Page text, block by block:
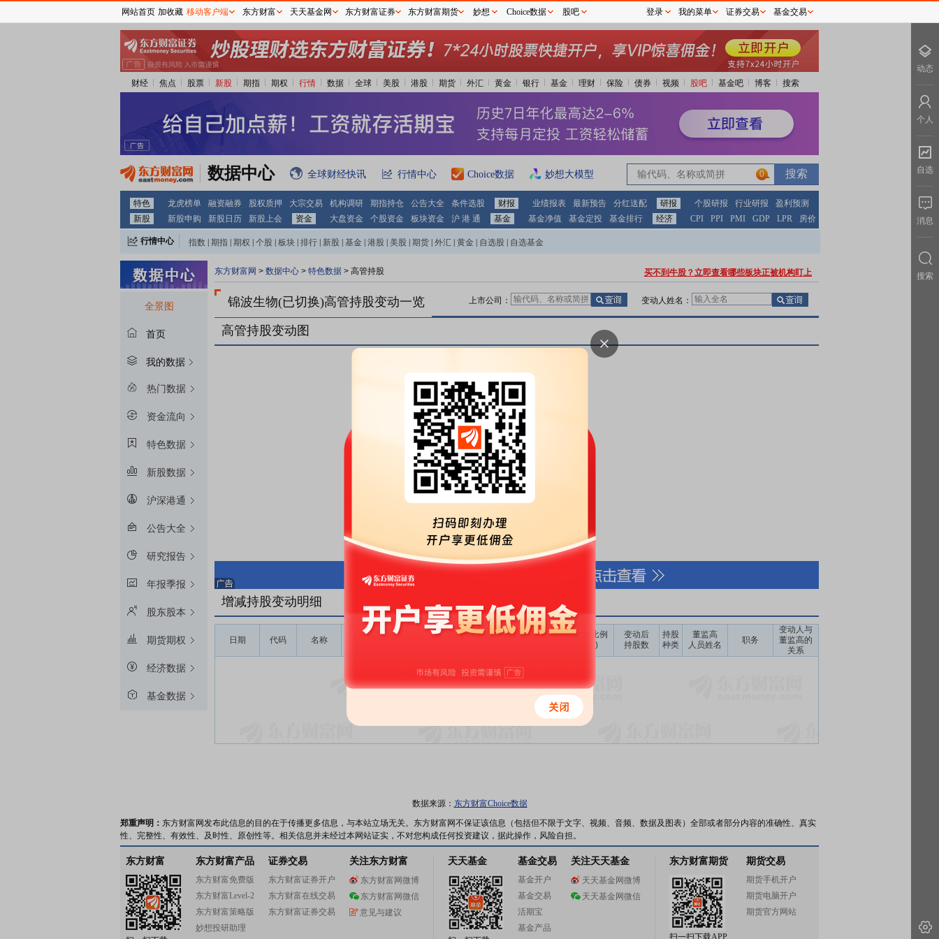
财经 焦点 股票 新股 期指 期权 行情 数据 全球 美股 港股 期货 外汇 黄金 银行 基金 理财 保险 债券 视频 股吧 基金吧 博客 搜索
数据中心 全球财经快讯 行情中心 Choice数据 妙想大模型 0
特色 龙虎榜单 融资融券 股权质押 大宗交易 机构调研 期指持仓 公告大全 条件选股 财报 业绩报表 最新预告 分红送配 研报 个股研报 行业研报
盈利预测
新股
新股申购 新股日历 新股上会 资金 大盘资金 个股资金 板块资金 沪 港 通 基金 基金净值 基金定投 基金排行 经济 CPI PPI PMI GDP LPR 房价
行情中心 指数 期指 期权 个股 板块 排行 新股 基金 港股 美股 期货 外汇 黄金 自选股 自选基金
全景图
首页
我的数据
热门数据
资金流向
特色数据
新股数据
沪深港通
公告大全
研究报告
年报季报
股东股本
期货期权
经济数据
基金数据
东方财富网 > 数据中心 > 特色数据 > 高管持股 买不到牛股？立即查看哪些板块正被机构盯上
锦波生物(已切换)高管持股变动一览 变动人姓名：
上市公司：
高管持股变动图
按股份金额(万元) 按股份数量(万股)
增减持股变动明细
日期 代码 名称
成交
变动金额
变动比例
(‰)
变动后
持股数
持股
种类
董监高
人员姓名
职务
变动人与
董监高的
关系
数据来源： 东方财富Choice数据
郑重声明： 东方财富网发布此信息的目的在于传播更多信息，与本站立场无关。东方财富网不保证该信息（包括但不限于文字、视频、音频、数据及图表）全部或者部分内容的准确性、真实
性、完整性、有效性、及时性、原创性等。相关信息并未经过本网站证实，不对您构成任何投资建议，据此操作，风险自担。
东方财富 东方财富产品
东方财富免费版
东方财富Level-2
东方财富策略版
妙想投研助理
证券交易
东方财富证券开户
东方财富在线交易
东方财富证券交易
关注东方财富
东方财富网微博
东方财富网微信
意见与建议
天天基金 基金交易
基金开户
基金交易
活期宝
基金产品
关注天天基金
天天基金网微博
天天基金网微信
东方财富期货
扫一扫下载APP
期货交易
期货手机开户
期货电脑开户
期货官方网站
网站首页 加收藏 移动客户端 东方财富 天天基金网 东方财富证券 东方财富期货 妙想 Choice数据 股吧 登录 我的菜单 证券交易 基金交易
动态
个人
自选
消息
搜索